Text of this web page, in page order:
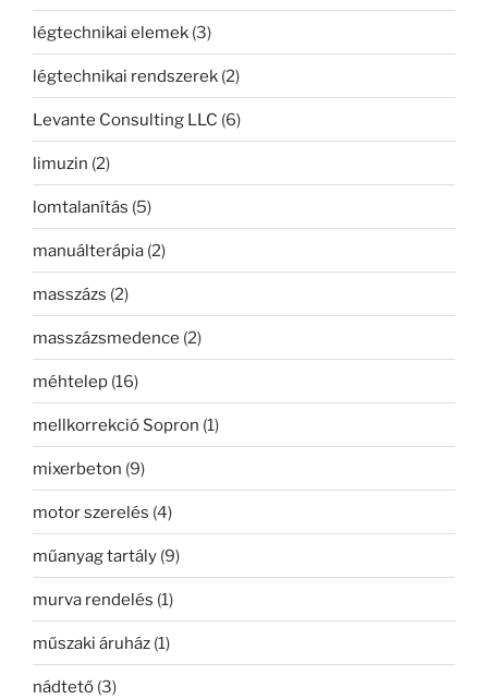
légtechnikai elemek (3)
légtechnikai rendszerek (2)
Levante Consulting LLC (6)
limuzin (2)
lomtalanítás (5)
manuálterápia (2)
masszázs (2)
masszázsmedence (2)
méhtelep (16)
mellkorrekció Sopron (1)
mixerbeton (9)
motor szerelés (4)
műanyag tartály (9)
murva rendelés (1)
műszaki áruház (1)
nádtető (3)